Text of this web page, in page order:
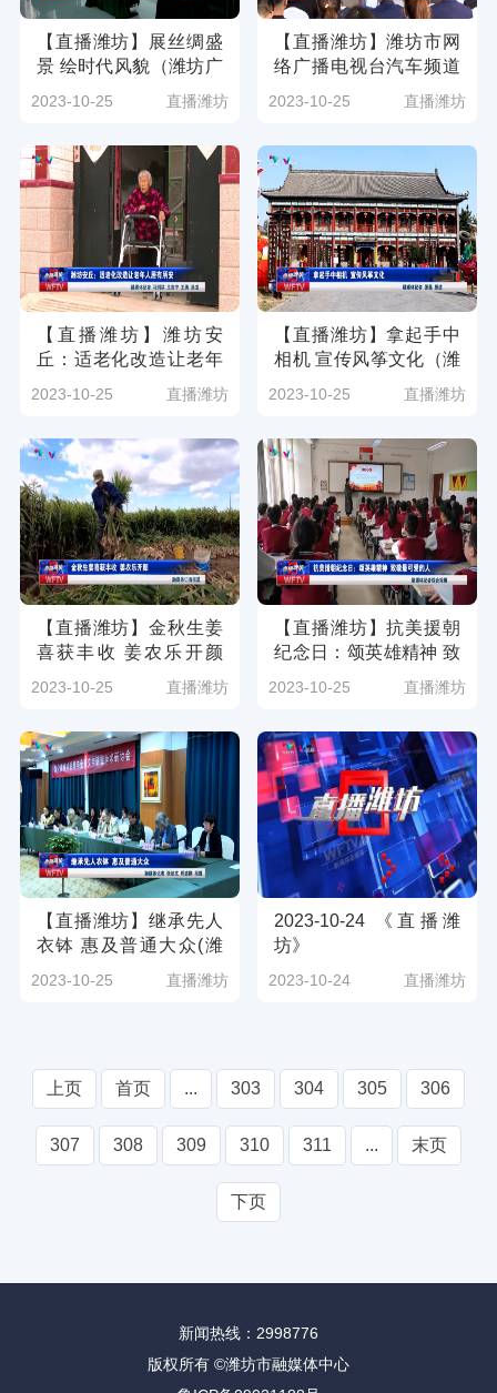
【直播潍坊】展丝绸盛
景 绘时代风貌（潍坊广
2023-10-25 直播潍坊
【直播潍坊】潍坊市网
络广播电视台汽车频道
今天开播（潍坊广电新
媒体讯 记者：赵学朋）
2023-10-25 直播潍坊
【直播潍坊】潍坊安
丘：适老化改造让老年
人居有所安(潍坊广电新
媒体讯 记者：马玥祺
2023-10-25 直播潍坊
【直播潍坊】拿起手中
相机 宣传风筝文化（潍
坊广电新媒体讯 记者：
2023-10-25 直播潍坊
【直播潍坊】金秋生姜
喜获丰收 姜农乐开颜
（潍坊广电新媒体讯）
2023-10-25 直播潍坊
【直播潍坊】抗美援朝
纪念日：颂英雄精神 致
敬最可爱的人（潍坊广
2023-10-25 直播潍坊
【直播潍坊】继承先人
衣钵 惠及普通大众(潍
坊广电新媒体讯 记者：
2023-10-25 直播潍坊
2023-10-24 《直播潍
坊》
2023-10-24 直播潍坊
上页 首页 ... 303 304 305 306
307 308 309 310 311 ... 末页
下页
新闻热线：2998776
版权所有 ©潍坊市融媒体中心